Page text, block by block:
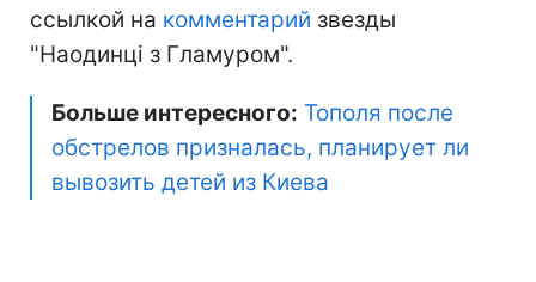
ссылкой на комментарий звезды
"Наодинці з Гламуром".
Больше интересного: Тополя после
обстрелов призналась, планирует ли
вывозить детей из Киева